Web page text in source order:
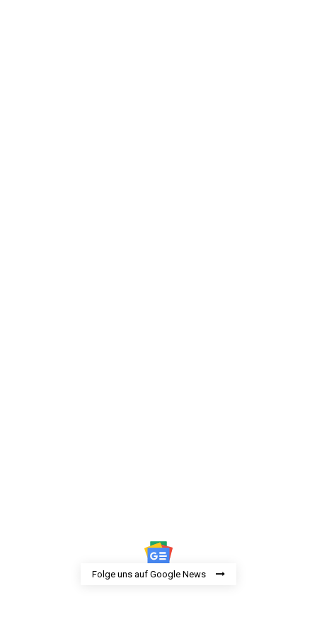
Folge uns auf Google News